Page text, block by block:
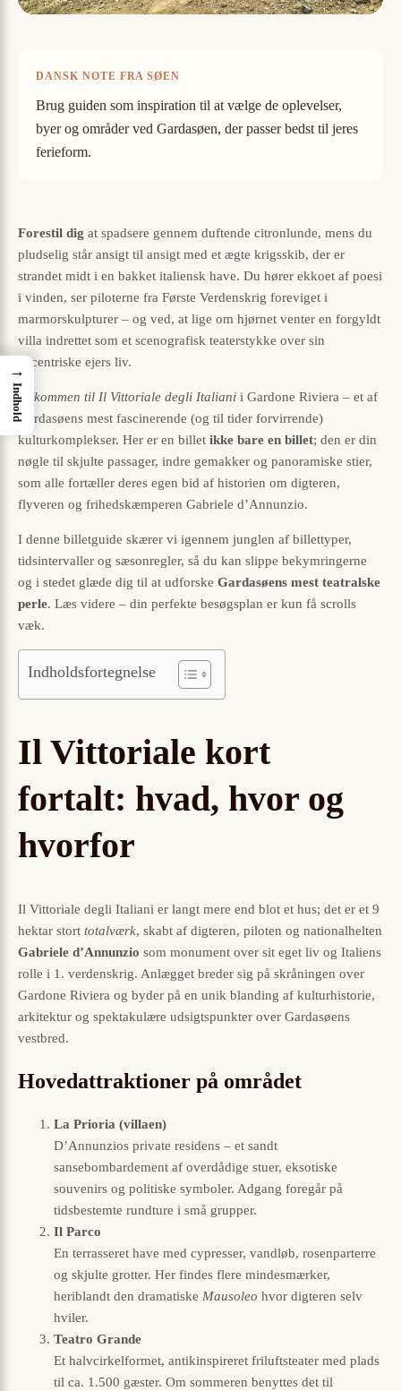
DANSK NOTE FRA SØEN
Brug guiden som inspiration til at vælge de oplevelser,
byer og områder ved Gardasøen, der passer bedst til jeres
ferieform.
Forestil dig at spadsere gennem duftende citronlunde, mens du
pludselig står ansigt til ansigt med et ægte krigsskib, der er
strandet midt i en bakket italiensk have. Du hører ekkoet af poesi
i vinden, ser piloterne fra Første Verdenskrig foreviget i
marmorskulpturer – og ved, at lige om hjørnet venter en forgyldt
villa indrettet som et scenografisk teaterstykke over sin
excentriske ejers liv.
Velkommen til Il Vittoriale degli Italiani i Gardone Riviera – et af
Gardasøens mest fascinerende (og til tider forvirrende)
kulturkomplekser. Her er en billet ikke bare en billet; den er din
nøgle til skjulte passager, indre gemakker og panoramiske stier,
som alle fortæller deres egen bid af historien om digteren,
flyveren og frihedskæmperen Gabriele d’Annunzio.
I denne billetguide skærer vi igennem junglen af billettyper,
tidsintervaller og sæsonregler, så du kan slippe bekymringerne
og i stedet glæde dig til at udforske Gardasøens mest teatralske
perle. Læs videre – din perfekte besøgsplan er kun få scrolls
væk.
Indholdsfortegnelse
Il Vittoriale kort
fortalt: hvad, hvor og
hvorfor
Il Vittoriale degli Italiani er langt mere end blot et hus; det er et 9
hektar stort totalværk, skabt af digteren, piloten og nationalhelten
Gabriele d’Annunzio som monument over sit eget liv og Italiens
rolle i 1. verdenskrig. Anlægget breder sig på skråningen over
Gardone Riviera og byder på en unik blanding af kulturhistorie,
arkitektur og spektakulære udsigtspunkter over Gardasøens
vestbred.
Hovedattraktioner på området
La Prioria (villaen)
D’Annunzios private residens – et sandt
sansebombardement af overdådige stuer, eksotiske
souvenirs og politiske symboler. Adgang foregår på
tidsbestemte rundture i små grupper.
Il Parco
En terrasseret have med cypresser, vandløb, rosenparterre
og skjulte grotter. Her findes flere mindesmærker,
heriblandt den dramatiske Mausoleo hvor digteren selv
hviler.
Teatro Grande
Et halvcirkelformet, antikinspireret friluftsteater med plads
til ca. 1.500 gæster. Om sommeren benyttes det til
→
Indhold